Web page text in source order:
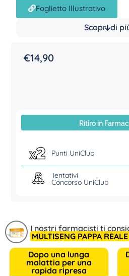
Foglietto Illustrativo
Scopri di
€14,90
Ritiro in
Punti UniClub
Tentativi
Concorso UniClub
I nostri farmacisti ti
MULTISENG PAPPA
Dopo una lunga
malattia per una
rapida ripresa